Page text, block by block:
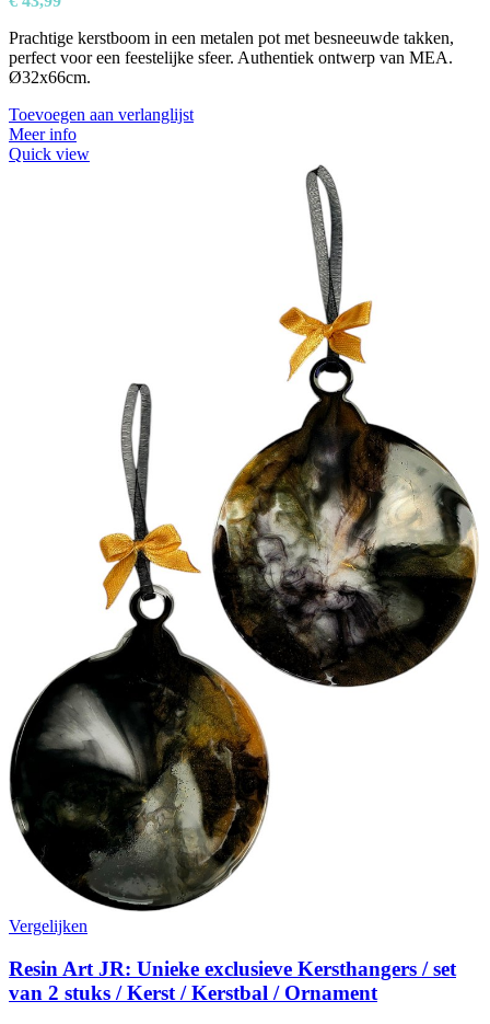
Prachtige kerstboom in een metalen pot met besneeuwde takken,
perfect voor een feestelijke sfeer. Authentiek ontwerp van MEA.
Ø32x66cm.
Toevoegen aan verlanglijst
Meer info
Quick view
Vergelijken
Resin Art JR: Unieke exclusieve Kersthangers / set
van 2 stuks / Kerst / Kerstbal / Ornament